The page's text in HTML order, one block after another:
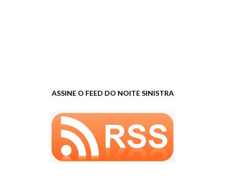
ASSINE O FEED DO NOITE SINISTRA